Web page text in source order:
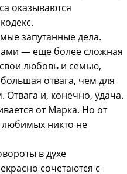
оказываются
запутанные дела.
— еще более сложная
любовь и семью,
отвага, чем для
Отвага и, конечно, удача.
от Марка. Но от
любимых никто не
в духе
сочетаются с